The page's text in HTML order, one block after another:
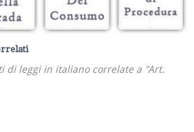
di leggi in italiano correlate a "Art.